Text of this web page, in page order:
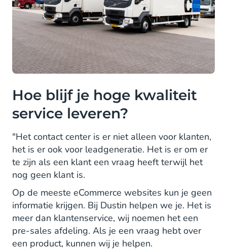
Hoe blijf je hoge kwaliteit
service leveren?
"Het contact center is er niet alleen voor klanten,
het is er ook voor leadgeneratie. Het is er om er
te zijn als een klant een vraag heeft terwijl het
nog geen klant is.
Op de meeste eCommerce websites kun je geen
informatie krijgen. Bij Dustin helpen we je. Het is
meer dan klantenservice, wij noemen het een
pre-sales afdeling. Als je een vraag hebt over
een product, kunnen wij je helpen.